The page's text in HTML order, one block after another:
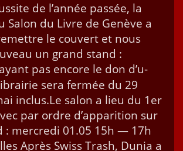
de l’an­née passée, la
Salon du Livre de Genève a
le cou­vert et nous
un grand stand :
pas encore le don d’u­
sera fer­mée du 29
inclus.Le salon a lieu du 1er
par ordre d’ap­pari­tion sur
: mer­cre­di 01.05 15h — 17h
Après Swiss Trash, Dunia a